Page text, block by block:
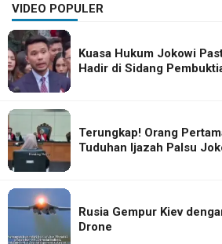
VIDEO POPULER
Kuasa Hukum Jokowi
Hadir di Sidang
Terungkap! Orang
Tuduhan Ijazah Palsu
Rusia Gempur Kiev
Drone